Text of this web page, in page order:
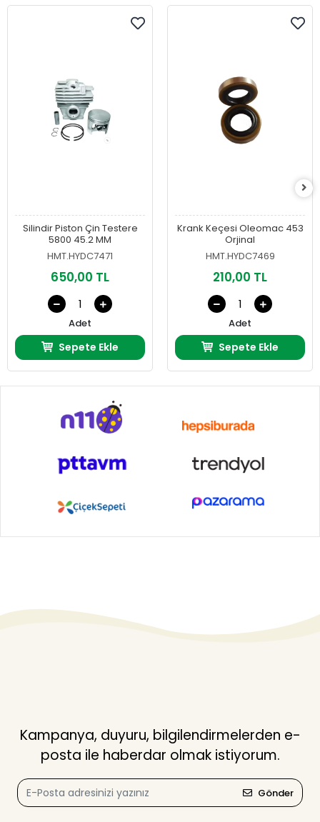
Silindir Piston Çin Testere
5800 45.2 MM
HMT.HYDC7471
650,00 TL
Adet
Sepete Ekle
Krank Keçesi Oleomac 453
Orjinal
HMT.HYDC7469
210,00 TL
Adet
Sepete Ekle
Kampanya, duyuru, bilgilendirmelerden e-
posta ile haberdar olmak istiyorum.
Gönder